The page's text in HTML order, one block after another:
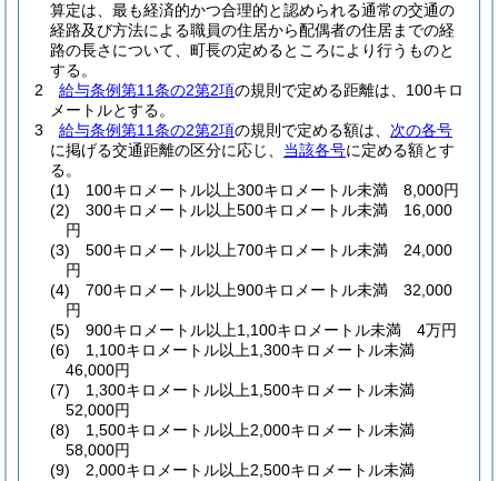
算定は、最も経済的かつ合理的と認められる通常の交通の
経路及び方法による職員の住居から配偶者の住居までの経
路の長さについて、町長の定めるところにより行うものと
する。
2
給与条例第11条の2第2項の規則で定める距離は、100キロ
メートルとする。
3
給与条例第11条の2第2項の規則で定める額は、 次の各号
に掲げる交通距離の区分に応じ、 当該各号に定める額とす
る。
(1)
100キロメートル以上300キロメートル未満 8,000円
(2)
300キロメートル以上500キロメートル未満 16,000
円
(3)
500キロメートル以上700キロメートル未満 24,000
円
(4)
700キロメートル以上900キロメートル未満 32,000
円
(5)
900キロメートル以上1,100キロメートル未満 4万円
(6)
1,100キロメートル以上1,300キロメートル未満
46,000円
(7)
1,300キロメートル以上1,500キロメートル未満
52,000円
(8)
1,500キロメートル以上2,000キロメートル未満
58,000円
(9)
2,000キロメートル以上2,500キロメートル未満